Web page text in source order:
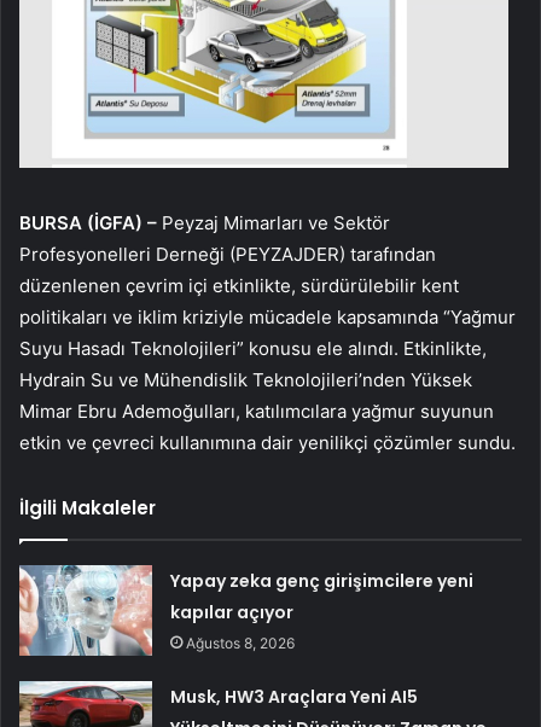
BURSA (İGFA) – Peyzaj Mimarları ve Sektör
Profesyonelleri Derneği (PEYZAJDER) tarafından
düzenlenen çevrim içi etkinlikte, sürdürülebilir kent
politikaları ve iklim kriziyle mücadele kapsamında “Yağmur
Suyu Hasadı Teknolojileri” konusu ele alındı. Etkinlikte,
Hydrain Su ve Mühendislik Teknolojileri’nden Yüksek
Mimar Ebru Ademoğulları, katılımcılara yağmur suyunun
etkin ve çevreci kullanımına dair yenilikçi çözümler sundu.
İlgili Makaleler
Yapay zeka genç girişimcilere yeni
kapılar açıyor
Ağustos 8, 2026
Musk, HW3 Araçlara Yeni AI5